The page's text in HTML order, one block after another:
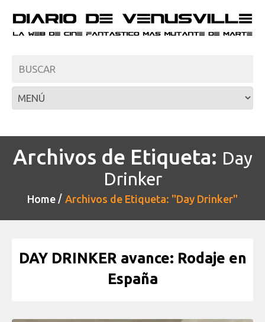
Archivos de Etiqueta: Day
Drinker
Home Archivos de Etiqueta: "Day Drinker"
DAY DRINKER avance: Rodaje en
España